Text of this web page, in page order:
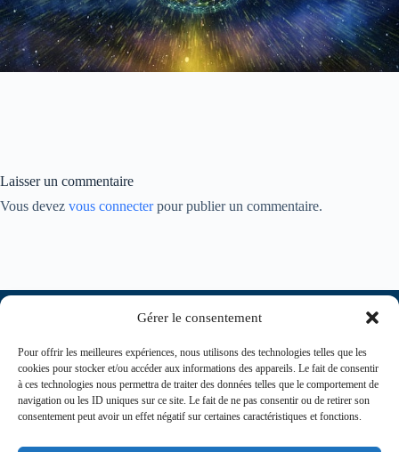
Gérer le consentement
Pour offrir les meilleures expériences, nous utilisons des technologies telles que les
cookies pour stocker et/ou accéder aux informations des appareils. Le fait de consentir
à ces technologies nous permettra de traiter des données telles que le comportement de
navigation ou les ID uniques sur ce site. Le fait de ne pas consentir ou de retirer son
consentement peut avoir un effet négatif sur certaines caractéristiques et fonctions.
Laisser un commentaire
Vous devez vous connecterpour publier un commentaire.